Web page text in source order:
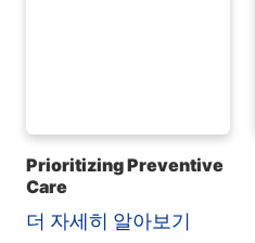
Prioritizing Preventive
Care
더 자세히 알아보기